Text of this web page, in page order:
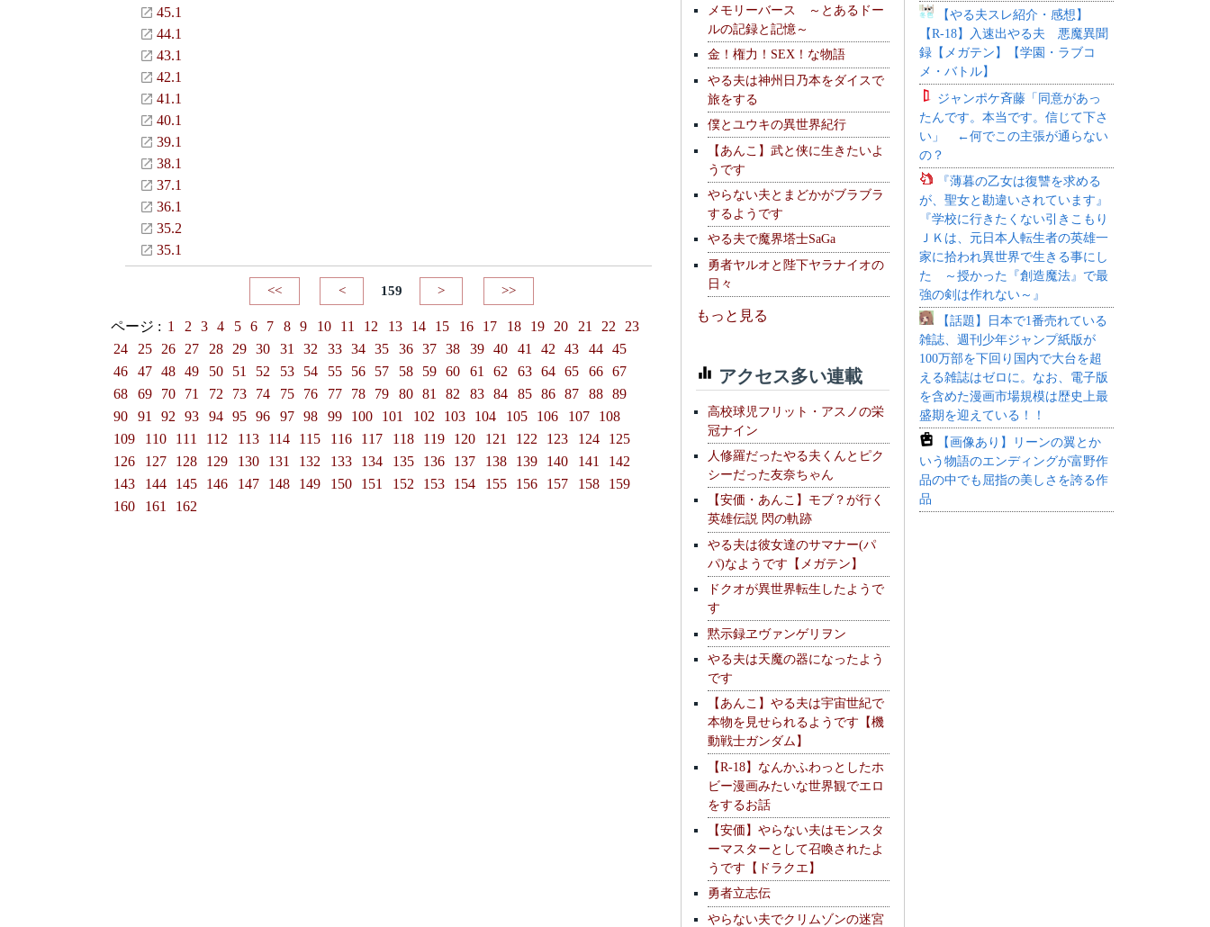
45.1
44.1
43.1
42.1
41.1
40.1
39.1
38.1
37.1
36.1
35.2
35.1
<< < 159 > >>
ページ : 1 2 3 4 5 6 7 8 9 10 11 12 13 14 15 16 17 18 19 20 21 22
23
24
25 26 27 28 29 30 31 32 33 34 35 36 37 38 39 40 41 42 43 44
45
46
47 48 49 50 51 52 53 54 55 56 57 58 59 60 61 62 63 64 65 66
67
68
69 70 71 72 73 74 75 76 77 78 79 80 81 82 83 84 85 86 87 88
89
90
91 92 93 94 95 96 97 98 99 100 101 102 103 104 105 106 107
108
109
110 111 112 113 114 115 116 117 118 119 120 121 122 123 124
125
126
127 128 129 130 131 132 133 134 135 136 137 138 139 140 141
142
143
144 145 146 147 148 149 150 151 152 153 154 155 156 157 158
159
160
161 162
メモリーバース ～とあるドー
ルの記録と記憶～
金！権力！SEX！な物語
やる夫は神州日乃本をダイスで
旅をする
僕とユウキの異世界紀行
【あんこ】武と侠に生きたいよ
うです
やらない夫とまどかがブラブラ
するようです
やる夫で魔界塔士SaGa
勇者ヤルオと陛下ヤラナイオの
日々
もっと見る
アクセス多い連載
高校球児フリット・アスノの栄
冠ナイン
人修羅だったやる夫くんとピク
シーだった友奈ちゃん
【安価・あんこ】モブ？が行く
英雄伝説 閃の軌跡
やる夫は彼女達のサマナー(パ
パ)なようです【メガテン】
ドクオが異世界転生したようで
す
黙示録ヱヴァンゲリヲン
やる夫は天魔の器になったよう
です
【あんこ】やる夫は宇宙世紀で
本物を見せられるようです【機
動戦士ガンダム】
【R-18】なんかふわっとしたホ
ビー漫画みたいな世界観でエロ
をするお話
【安価】やらない夫はモンスタ
ーマスターとして召喚されたよ
うです【ドラクエ】
勇者立志伝
やらない夫でクリムゾンの迷宮
【やる夫スレ紹介・感想】
【R-18】入速出やる夫 悪魔異聞
録【メガテン】【学園・ラブコ
メ・バトル】
ジャンポケ斉藤「同意があっ
たんです。本当です。信じて下さ
い」 ←何でこの主張が通らない
の？
『薄暮の乙女は復讐を求める
が、聖女と勘違いされています』
『学校に行きたくない引きこもり
ＪＫは、元日本人転生者の英雄一
家に拾われ異世界で生きる事にし
た ～授かった『創造魔法』で最
強の剣は作れない～』
【話題】日本で1番売れている
雑誌、週刊少年ジャンプ紙版が
100万部を下回り国内で大台を超
える雑誌はゼロに。なお、電子版
を含めた漫画市場規模は歴史上最
盛期を迎えている！！
【画像あり】リーンの翼とか
いう物語のエンディングが富野作
品の中でも屈指の美しさを誇る作
品